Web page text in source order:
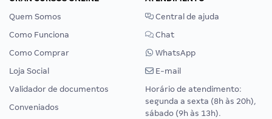
Quem Somos
Como Funciona
Como Comprar
Loja Social
Validador de documentos
Conveniados
Central de ajuda
Chat
WhatsApp
E-mail
Horário de atendimento:
segunda a sexta (8h às 20h),
sábado (9h às 13h).